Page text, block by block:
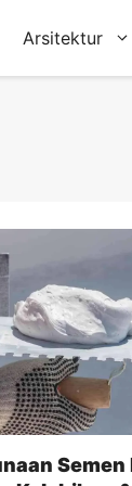
Arsitektur
Semen